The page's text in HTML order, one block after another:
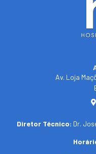
Av. Loja
Diretor Técnico: Dr.